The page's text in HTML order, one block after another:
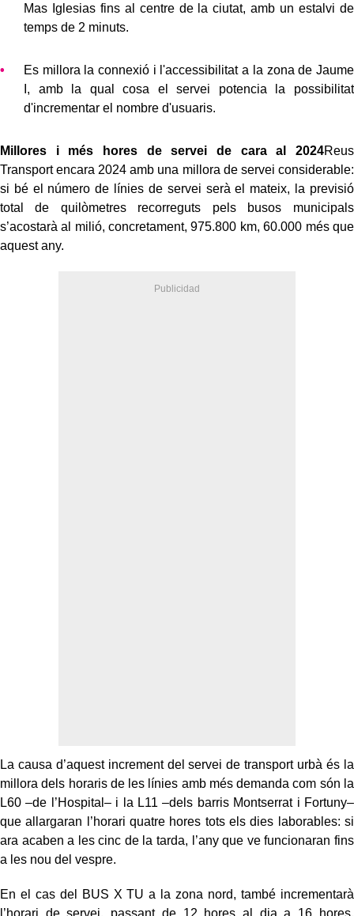
Mas Iglesias fins al centre de la ciutat, amb un estalvi de
temps de 2 minuts.
Es millora la connexió i l'accessibilitat a la zona de Jaume
I, amb la qual cosa el servei potencia la possibilitat
d'incrementar el nombre d'usuaris.
Millores i més hores de servei de cara al 2024Reus
Transport encara 2024 amb una millora de servei considerable:
si bé el número de línies de servei serà el mateix, la previsió
total de quilòmetres recorreguts pels busos municipals
s’acostarà al milió, concretament, 975.800 km, 60.000 més que
aquest any.
La causa d’aquest increment del servei de transport urbà és la
millora dels horaris de les línies amb més demanda com són la
L60 –de l’Hospital– i la L11 –dels barris Montserrat i Fortuny–
que allargaran l’horari quatre hores tots els dies laborables: si
ara acaben a les cinc de la tarda, l’any que ve funcionaran fins
a les nou del vespre.
En el cas del BUS X TU a la zona nord, també incrementarà
l’horari de servei, passant de 12 hores al dia a 16 hores,